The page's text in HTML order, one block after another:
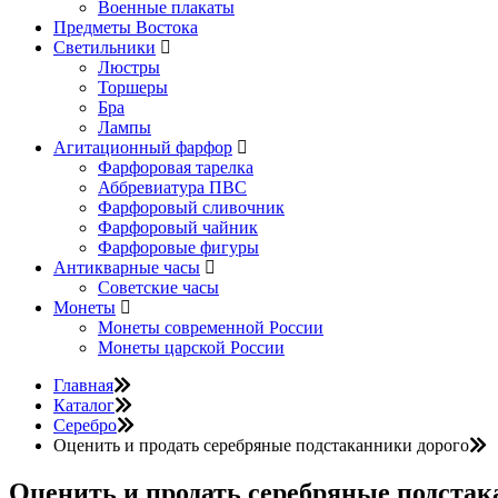
Военные плакаты
Предметы Востока
Светильники
Люстры
Торшеры
Бра
Лампы
Агитационный фарфор
Фарфоровая тарелка
Аббревиатура ПВС
Фарфоровый сливочник
Фарфоровый чайник
Фарфоровые фигуры
Антикварные часы
Советские часы
Монеты
Монеты современной России
Монеты царской России
Главная
Каталог
Серебро
Оценить и продать серебряные подстаканники дорого